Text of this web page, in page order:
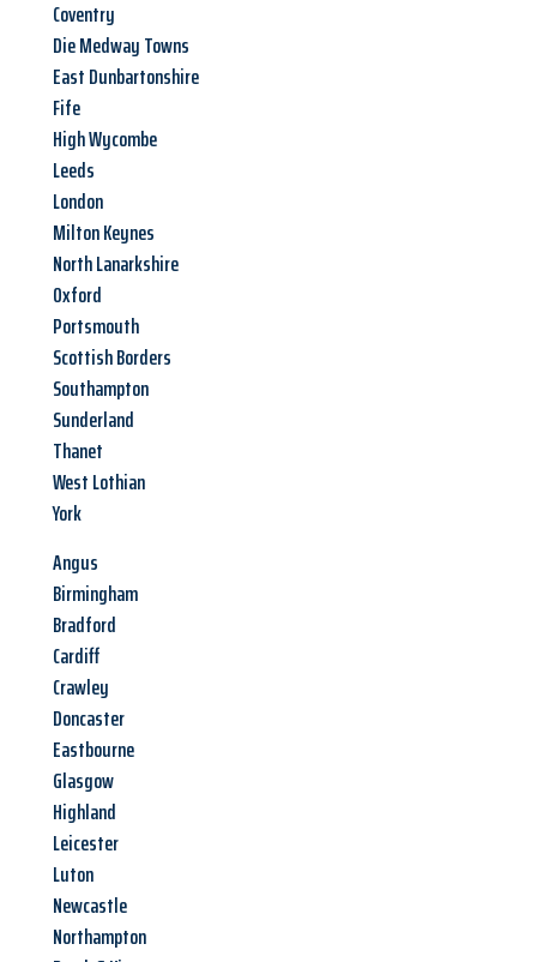
Coventry
Die Medway Towns
East Dunbartonshire
Fife
High Wycombe
Leeds
London
Milton Keynes
North Lanarkshire
Oxford
Portsmouth
Scottish Borders
Southampton
Sunderland
Thanet
West Lothian
York
Angus
Birmingham
Bradford
Cardiff
Crawley
Doncaster
Eastbourne
Glasgow
Highland
Leicester
Luton
Newcastle
Northampton